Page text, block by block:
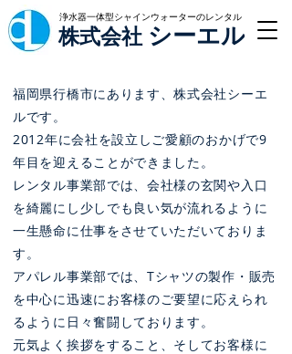
株式会社 シーエル
浄水器一体型シャインウォーターのレンタル
福岡県行橋市にあります、株式会社シーエ
ルです。
2012年に会社を設立しご愛顧のおかげで9
年目を迎えることができました。
レンタル事業部では、会社様の玄関や入口
を綺麗にし少しでも良い気が流れるように
一生懸命に仕事をさせていただいておりま
す。
アパレル事業部では、Tシャツの製作・販売
を中心に迅速にお客様のご要望に応えられ
るように日々奮闘しております。
元気よく挨拶をすること、そしてお客様に